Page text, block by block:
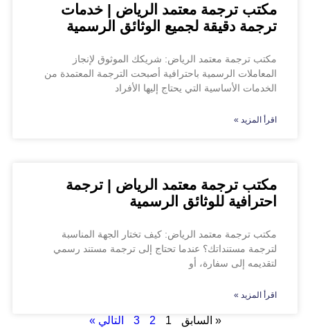
مكتب ترجمة معتمد الرياض | خدمات
ترجمة دقيقة لجميع الوثائق الرسمية
مكتب ترجمة معتمد الرياض: شريكك الموثوق لإنجاز
المعاملات الرسمية باحترافية أصبحت الترجمة المعتمدة من
الخدمات الأساسية التي يحتاج إليها الأفراد
اقرأ المزيد »
مكتب ترجمة معتمد الرياض | ترجمة
احترافية للوثائق الرسمية
مكتب ترجمة معتمد الرياض: كيف تختار الجهة المناسبة
لترجمة مستنداتك؟ عندما تحتاج إلى ترجمة مستند رسمي
لتقديمه إلى سفارة، أو
اقرأ المزيد »
« السابق 1
2
3 التالي »